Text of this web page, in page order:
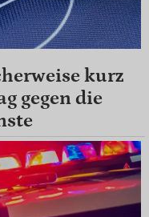
kurz
gegen die